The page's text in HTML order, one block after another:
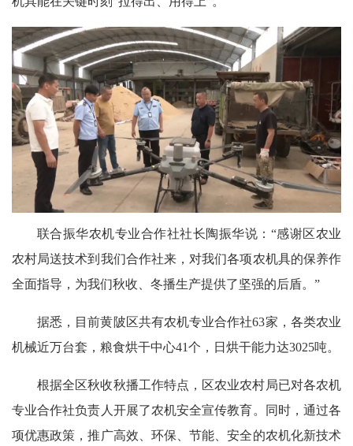
联合振华农机专业合作社社长陶振华说：“感谢区农业
农村局送技术到我们合作社来，对我们各项农机具的保养作
全面指导，为我们秋收、冬播生产提供了坚强的后盾。”
据悉，目前黄陂区共有农机专业合作社63家，各类农业
机械近万台套，粮食烘干中心41个，日烘干能力达3025吨。
根据全区秋收秋播工作特点，区农业农村局已对各农机
专业合作社负责人开展了农机安全宣传教育。同时，通过各
项优惠政策，推广高效、环保、节能、安全的农机化新技术